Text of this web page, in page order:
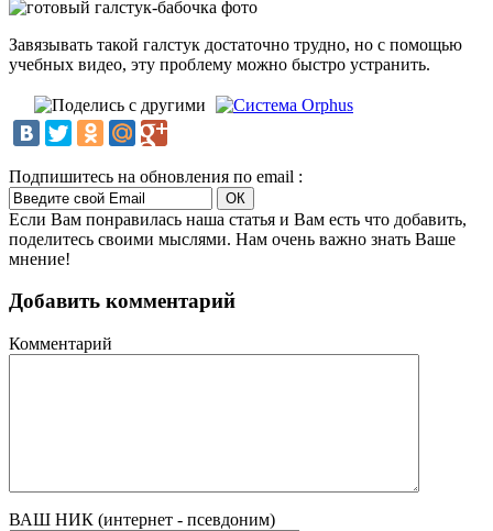
Завязывать такой галстук достаточно трудно, но с помощью
учебных видео, эту проблему можно быстро устранить.
Подпишитесь на обновления по email :
Если Вам понравилась наша статья и Вам есть что добавить,
поделитесь своими мыслями. Нам очень важно знать Ваше
мнение!
Добавить комментарий
Комментарий
ВАШ НИК (интернет - псевдоним)